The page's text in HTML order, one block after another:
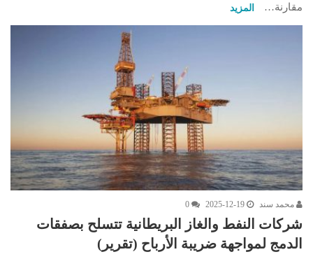
مقارنة…
المزيد
محمد سند 2025-12-19
0
شركات النفط والغاز البريطانية تتسلح بصفقات
الدمج لمواجهة ضريبة الأرباح (تقرير)